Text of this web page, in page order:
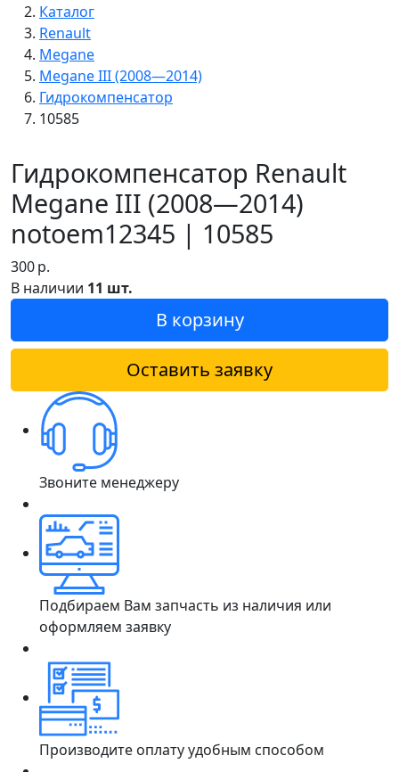
Каталог
Renault
Megane
Megane III (2008—2014)
Гидрокомпенсатор
10585
Гидрокомпенсатор Renault
Megane III (2008—2014)
notoem12345 | 10585
300р.
В наличии 11 шт.
В корзину
Оставить заявку
Звоните менеджеру
Подбираем Вам запчасть из наличия или
оформляем заявку
Производите оплату удобным способом